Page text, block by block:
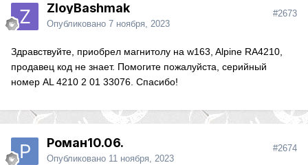
ZloyBashmak
Опубликовано 7 ноября, 2023
#2673
Здравствуйте, приобрел магнитолу на w163, Alpine RA4210,
продавец код не знает. Помогите пожалуйста, серийный
номер AL 4210 2 01 33076. Спасибо!
Роман10.06.
Опубликовано 11 ноября, 2023
#2674